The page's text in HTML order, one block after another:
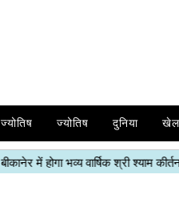
ज्योतिष ज्योतिष दुनिया खेल